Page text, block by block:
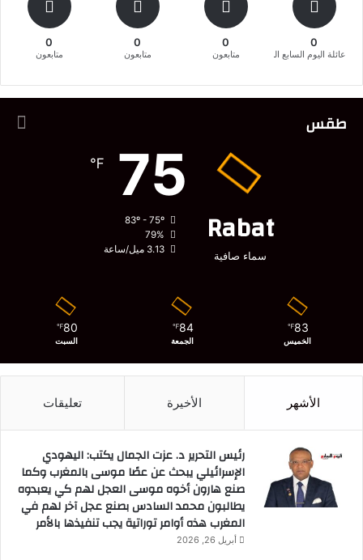
0
عائلة اليوم السابع المغربية
0
متابعون
0
متابعون
0
متابعون
طقس
Rabat
سماء صافية
75
℉
83º - 75º
79%
3.13 ميل/ساعة
83
℉
الخميس
84
℉
الجمعة
80
℉
السبت
الأشهر الأخيرة تعليقات
رئيس التحرير د. عزت الجمال يكتب: اليهودي
الإسرائيلي يبحث عن عصًا موسى بالمغرب وكما
صنع هارون أخوه موسى العجل لهم كي يعبدوه
يطالبون محمد السادس بصنع عجل آخر لهم في
المغرب هذه أوامر توراتية يجب تنفيذها بالأمر
أبريل 26, 2026